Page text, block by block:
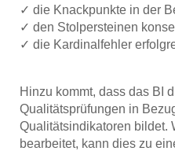
✓ die Knackpunkte in der
✓ den Stolpersteinen
✓ die Kardinalfehler
Hinzu kommt, dass das BI
Qualitätsprüfungen in
Qualitätsindikatoren bildet.
bearbeitet, kann dies zu